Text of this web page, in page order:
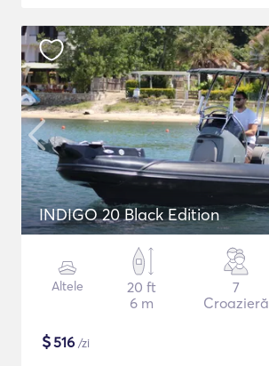
INDIGO 20 Black Edition
Altele
20 ft
6 m
7
Croazieră
$516 /zi